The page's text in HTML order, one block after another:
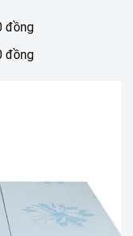
đồng
đồng